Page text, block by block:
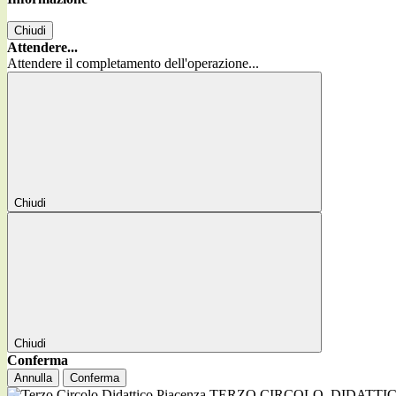
Chiudi
Attendere...
Attendere il completamento dell'operazione...
Chiudi
Chiudi
Conferma
Annulla Conferma